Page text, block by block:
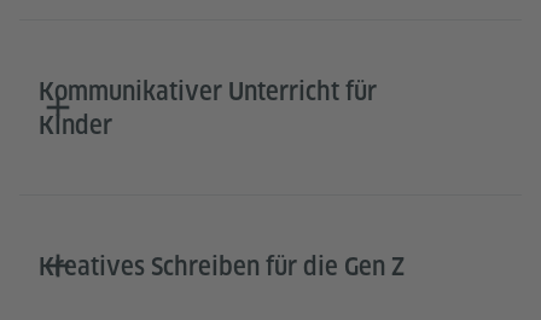
Kommunikativer Unterricht für
Kinder
Kreatives Schreiben für die Gen Z